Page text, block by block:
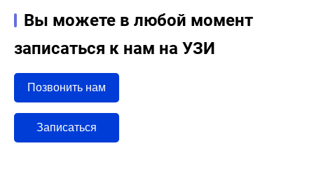
Вы можете в любой момент
записаться к нам на УЗИ
Позвонить нам
Записаться